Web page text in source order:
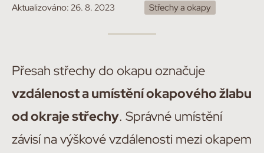
Aktualizováno: 26. 8. 2023 Střechy a okapy
Přesah střechy do okapu označuje
vzdálenost a umístění okapového žlabu
od okraje střechy. Správné umístění
závisí na výškové vzdálenosti mezi okapem